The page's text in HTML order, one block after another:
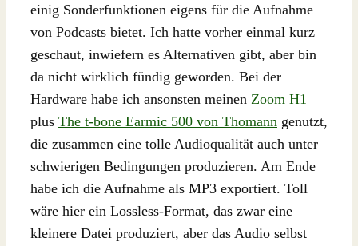
einig Sonderfunktionen eigens für die Aufnahme
von Podcasts bietet. Ich hatte vorher einmal kurz
geschaut, inwiefern es Alternativen gibt, aber bin
da nicht wirklich fündig geworden. Bei der
Hardware habe ich ansonsten meinen Zoom H1
plus The t-bone Earmic 500 von Thomann genutzt,
die zusammen eine tolle Audioqualität auch unter
schwierigen Bedingungen produzieren. Am Ende
habe ich die Aufnahme als MP3 exportiert. Toll
wäre hier ein Lossless-Format, das zwar eine
kleinere Datei produziert, aber das Audio selbst